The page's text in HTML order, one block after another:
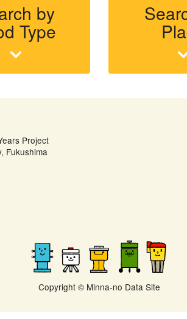
by
Type
Project
Fukushima
Copyright © Minna-no Data Site